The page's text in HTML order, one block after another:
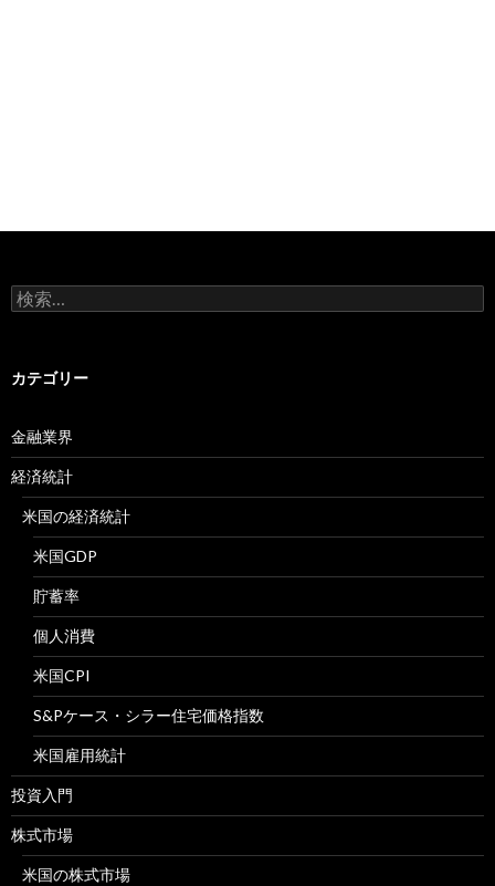
検
索:
カテゴリー
金融業界
経済統計
米国の経済統計
米国GDP
貯蓄率
個人消費
米国CPI
S&Pケース・シラー住宅価格指数
米国雇用統計
投資入門
株式市場
米国の株式市場